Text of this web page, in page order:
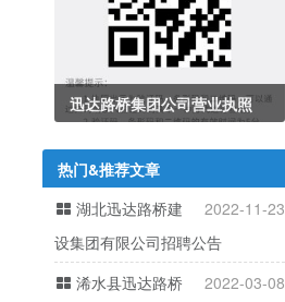
迅达路桥集团公司营业执照
热门&推荐文章
2022-11-23
湖北迅达路桥建
设集团有限公司招聘公告
2022-03-08
浠水县迅达路桥